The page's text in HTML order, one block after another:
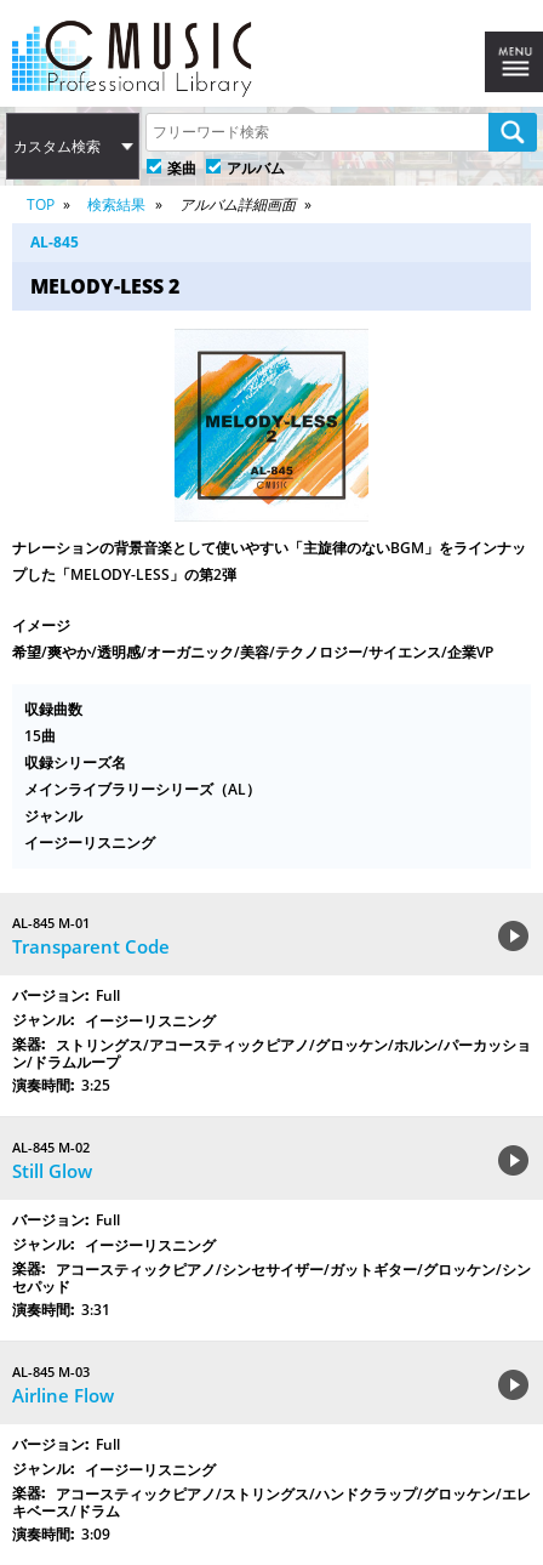
カスタム検索
楽曲
アルバム
TOP
検索結果
アルバム詳細画面
AL-845
MELODY-LESS 2
ナレーションの背景音楽として使いやすい「主旋律のないBGM」をラインナッ
プした「MELODY-LESS」の第2弾
イメージ
希望/爽やか/透明感/オーガニック/美容/テクノロジー/サイエンス/企業VP
収録曲数
15曲
収録シリーズ名
メインライブラリーシリーズ（AL）
ジャンル
イージーリスニング
AL-845 M-01
Transparent Code
Full
イージーリスニング
ストリングス/アコースティックピアノ/グロッケン/ホルン/パーカッショ
ン/ドラムループ
3:25
AL-845 M-02
Still Glow
Full
イージーリスニング
アコースティックピアノ/シンセサイザー/ガットギター/グロッケン/シン
セパッド
3:31
AL-845 M-03
Airline Flow
Full
イージーリスニング
アコースティックピアノ/ストリングス/ハンドクラップ/グロッケン/エレ
キベース/ドラム
3:09